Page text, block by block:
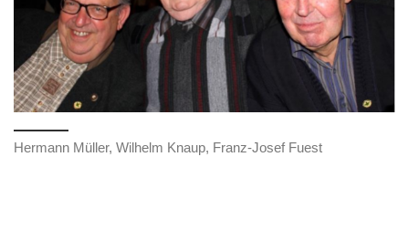
Hermann Müller, Wilhelm Knaup, Franz-Josef Fuest